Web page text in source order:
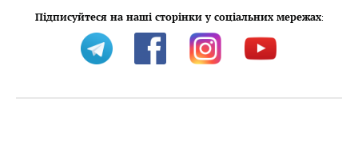
Підписуйтеся на наші сторінки у соціальних мережах: